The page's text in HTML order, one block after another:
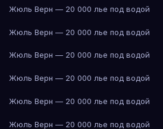
Жюль Верн — 20 000 лье под водой
Жюль Верн — 20 000 лье под водой
Жюль Верн — 20 000 лье под водой
Жюль Верн — 20 000 лье под водой
Жюль Верн — 20 000 лье под водой
Жюль Верн — 20 000 лье под водой